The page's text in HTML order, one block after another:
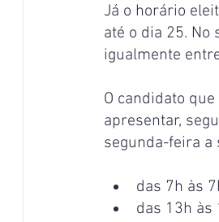
Já o horário
até o dia 25.
igualmente
O candidato
apresentar,
segunda-feira a
das 7h às
das 13h às